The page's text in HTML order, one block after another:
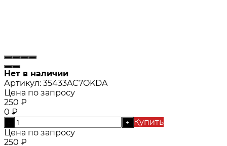
Нет в наличии
Артикул: 35433AC7OKDA
Цена по запросу
250 ₽
0 ₽
- +
Купить
Цена по запросу
250 ₽